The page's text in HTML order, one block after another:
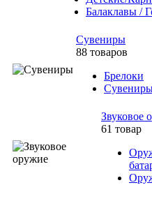
Балаклавы /
Сувениры
88 товаров
Брелоки
Звуковое
61 товар